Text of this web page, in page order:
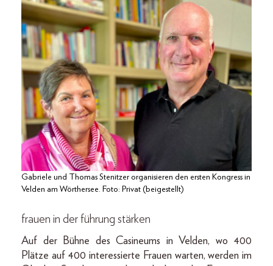
Gabriele und Thomas Stenitzer organisieren den ersten Kongress in
Velden am Wörthersee. Foto: Privat (beigestellt)
frauen in der führung stärken
Auf der Bühne des Casineums in Velden, wo 400
Plätze auf 400 interessierte Frauen warten, werden im